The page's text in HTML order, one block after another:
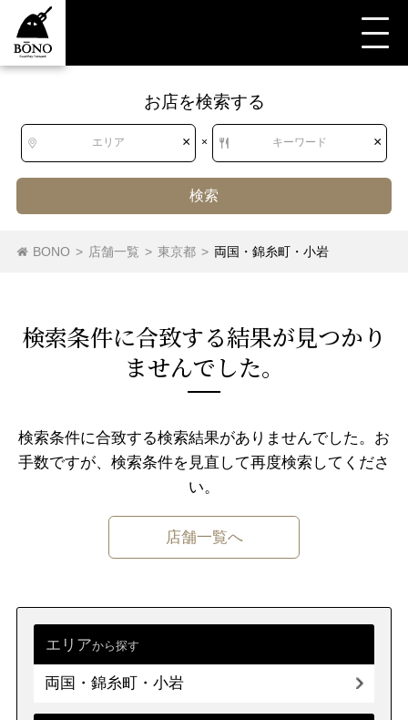
お店を検索する
エリア × × キーワード ×
検索
BONO > 店舗一覧 > 東京都 > 両国・錦糸町・小岩
エリアから探す
両国・錦糸町・小岩
すべて 東京都 両国・錦糸町・小岩
目黒・白金・五反田 銀座・新橋・有楽町
渋谷・恵比寿・代官山 中野～西荻窪
新宿・代々木・大久保 吉祥寺・三鷹・武蔵境
西武沿線
原宿・表参道・青山 板橋・東武沿線
六本木・麻布・広尾 大塚・巣鴨・駒込・赤羽
四ツ谷・市ヶ谷・飯田橋 小金井・国分寺・国立
両国・錦糸町・小岩
築地・湾岸・お台場 立川市・八王子市周辺
すべて レストラン（その他）
レストラン（その他）
バイキング デリカテッセン シーフード
にんにく料理 野菜料理
その他肉料理
学生食堂 社員食堂
自然食・薬膳
自然食 薬膳
検索条件に合致する結果が⾒つかり
ませんでした。
検索条件に合致する検索結果がありませんでした。 お
手数ですが、検索条件を⾒直して再度検索してくださ
い。
店舗一覧へ